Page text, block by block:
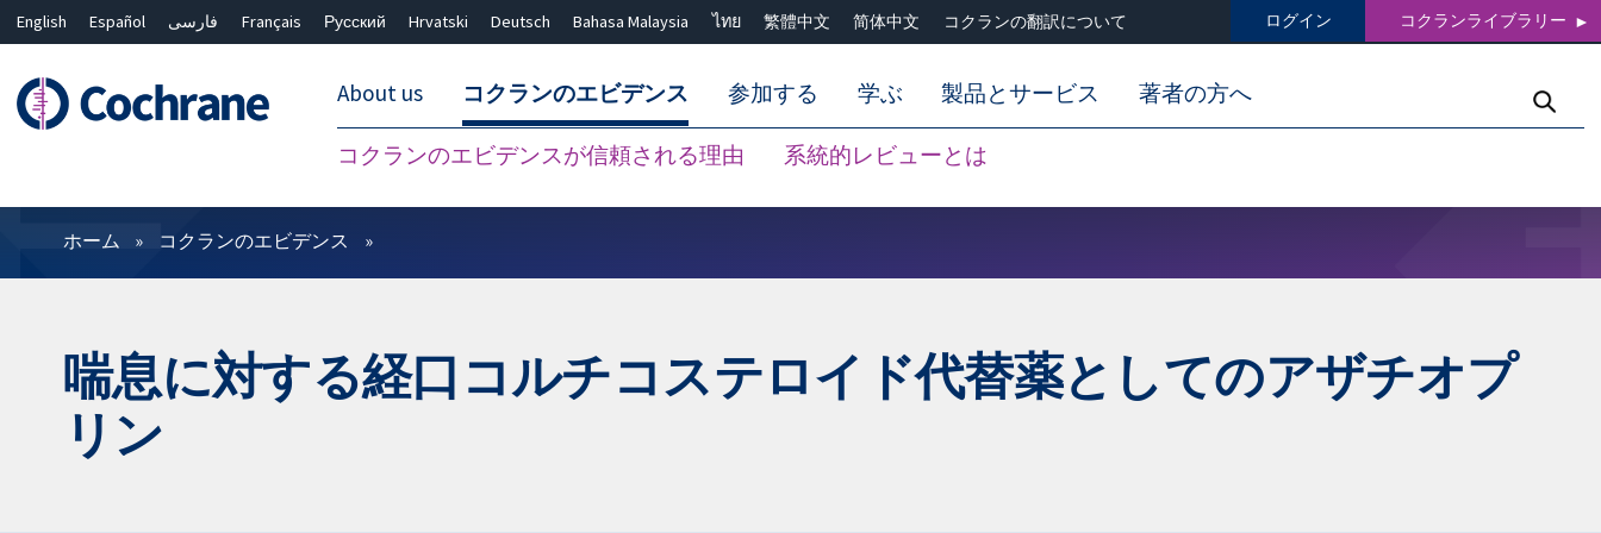
English Español فارسی Français Русский Hrvatski Deutsch Bahasa Malaysia ไทย 繁體中文 简体中文 コクランの翻訳について ログイン コクランライブラリー
About us コクランのエビデンス
コクランのエビデンスが信頼される理由 系統的レビューとは
参加する 学ぶ 製品とサービス 著者の方へ
フィルター
ホーム コクランのエビデンス
喘息に対する経口コルチコステロイド代替薬としてのアザチオプ
リン